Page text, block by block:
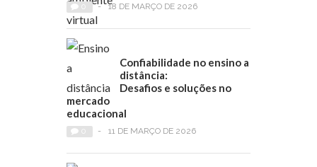
- 18 DE MARÇO DE 2026
Confiabilidade no ensino a
distância:
Desafios e soluções no
mercado
educacional
- 11 DE MARÇO DE 2026